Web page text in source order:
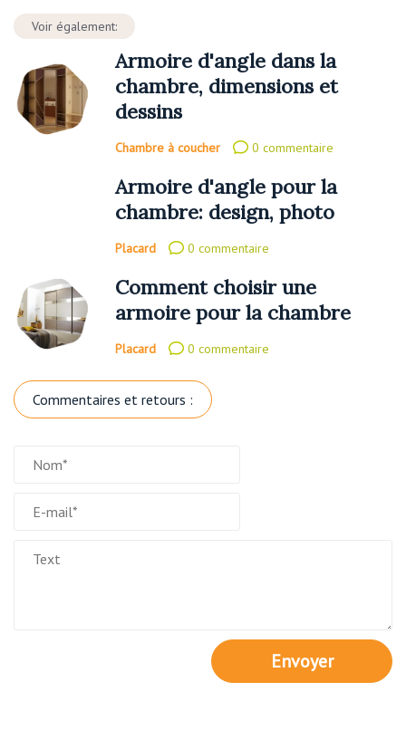
Voir également:
Armoire d'angle dans la
chambre, dimensions et
dessins
Chambre à coucher 0 commentaire
Armoire d'angle pour la
chambre: design, photo
Placard 0 commentaire
Comment choisir une
armoire pour la chambre
Placard 0 commentaire
Commentaires et retours :
Envoyer